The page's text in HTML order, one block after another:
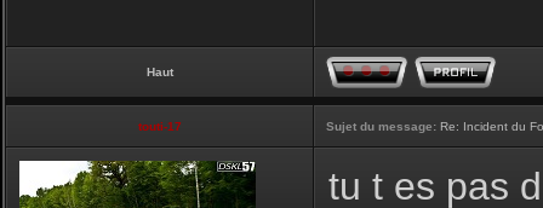
Haut
touti-17 Sujet du message: Re: Incident du
tu t es pas